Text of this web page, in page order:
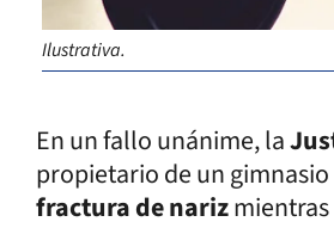
Ilustrativa.
En un fallo unánime, la
propietario de un
fractura de nariz